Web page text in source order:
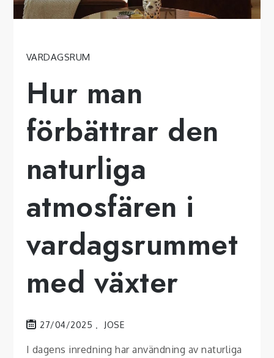
VARDAGSRUM
Hur man
förbättrar den
naturliga
atmosfären i
vardagsrummet
med växter
27/04/2025 JOSE
I dagens inredning har användning av naturliga